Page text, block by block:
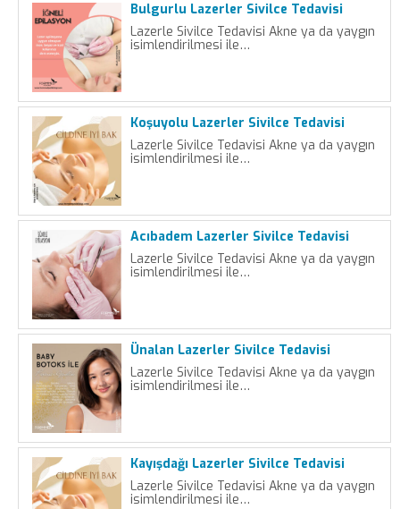
Bulgurlu Lazerler Sivilce Tedavisi
Lazerle Sivilce Tedavisi Akne ya da yaygın
isimlendirilmesi ile…
Koşuyolu Lazerler Sivilce Tedavisi
Lazerle Sivilce Tedavisi Akne ya da yaygın
isimlendirilmesi ile…
Acıbadem Lazerler Sivilce Tedavisi
Lazerle Sivilce Tedavisi Akne ya da yaygın
isimlendirilmesi ile…
Ünalan Lazerler Sivilce Tedavisi
Lazerle Sivilce Tedavisi Akne ya da yaygın
isimlendirilmesi ile…
Kayışdağı Lazerler Sivilce Tedavisi
Lazerle Sivilce Tedavisi Akne ya da yaygın
isimlendirilmesi ile…